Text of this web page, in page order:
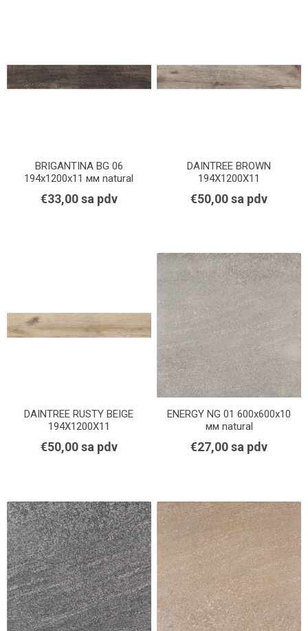
BRIGANTINA BG 06
194x1200x11 мм natural
€33,00 sa pdv
DAINTREE BROWN
194X1200X11
€50,00 sa pdv
DAINTREE RUSTY BEIGE
194X1200X11
€50,00 sa pdv
ENERGY NG 01 600x600x10
мм natural
€27,00 sa pdv